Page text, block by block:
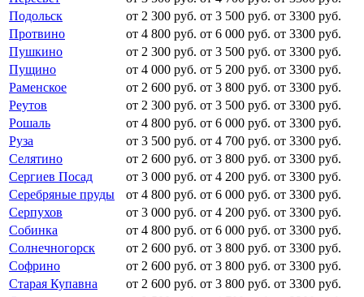
Подольск
от 2 300 руб. от 3 500 руб. от 3300 руб.
Протвино
от 4 800 руб. от 6 000 руб. от 3300 руб.
Пушкино
от 2 300 руб. от 3 500 руб. от 3300 руб.
Пущино
от 4 000 руб. от 5 200 руб. от 3300 руб.
Раменское
от 2 600 руб. от 3 800 руб. от 3300 руб.
Реутов
от 2 300 руб. от 3 500 руб. от 3300 руб.
Рошаль
от 4 800 руб. от 6 000 руб. от 3300 руб.
Руза
от 3 500 руб. от 4 700 руб. от 3300 руб.
Селятино
от 2 600 руб. от 3 800 руб. от 3300 руб.
Сергиев Посад
от 3 000 руб. от 4 200 руб. от 3300 руб.
Серебряные пруды
от 4 800 руб. от 6 000 руб. от 3300 руб.
Серпухов
от 3 000 руб. от 4 200 руб. от 3300 руб.
Собинка
от 4 800 руб. от 6 000 руб. от 3300 руб.
Солнечногорск
от 2 600 руб. от 3 800 руб. от 3300 руб.
Софрино
от 2 600 руб. от 3 800 руб. от 3300 руб.
Старая Купавна
от 2 600 руб. от 3 800 руб. от 3300 руб.